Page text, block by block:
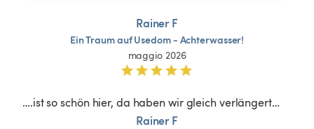
Rainer F
EinTraumaufUsedom - Achterwasser!
maggio 2026
….ist so schön hier, da haben wir gleich verlängert…
Rainer F